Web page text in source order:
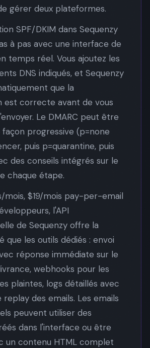
gérer deux plateformes.
SPF/DKIM dans Sequenzy
à pas avec une interface de
temps réel. Vous ajoutez les
DNS indiqués, et Sequenzy
que la
est correcte avant de vous
Le DMARC peut être
progressive (p=none
puis p=quarantine, puis
des conseils intégrés sur le
chaque étape.
mois, $19/mois pay-per-email
l'API
de Sequenzy offre la
que les outils dédiés : envoi
réponse immédiate sur le
webhooks pour les
plaintes, logs détaillés avec
replay des emails. Les emails
peuvent utiliser des
dans l'interface ou être
un contenu HTML complet